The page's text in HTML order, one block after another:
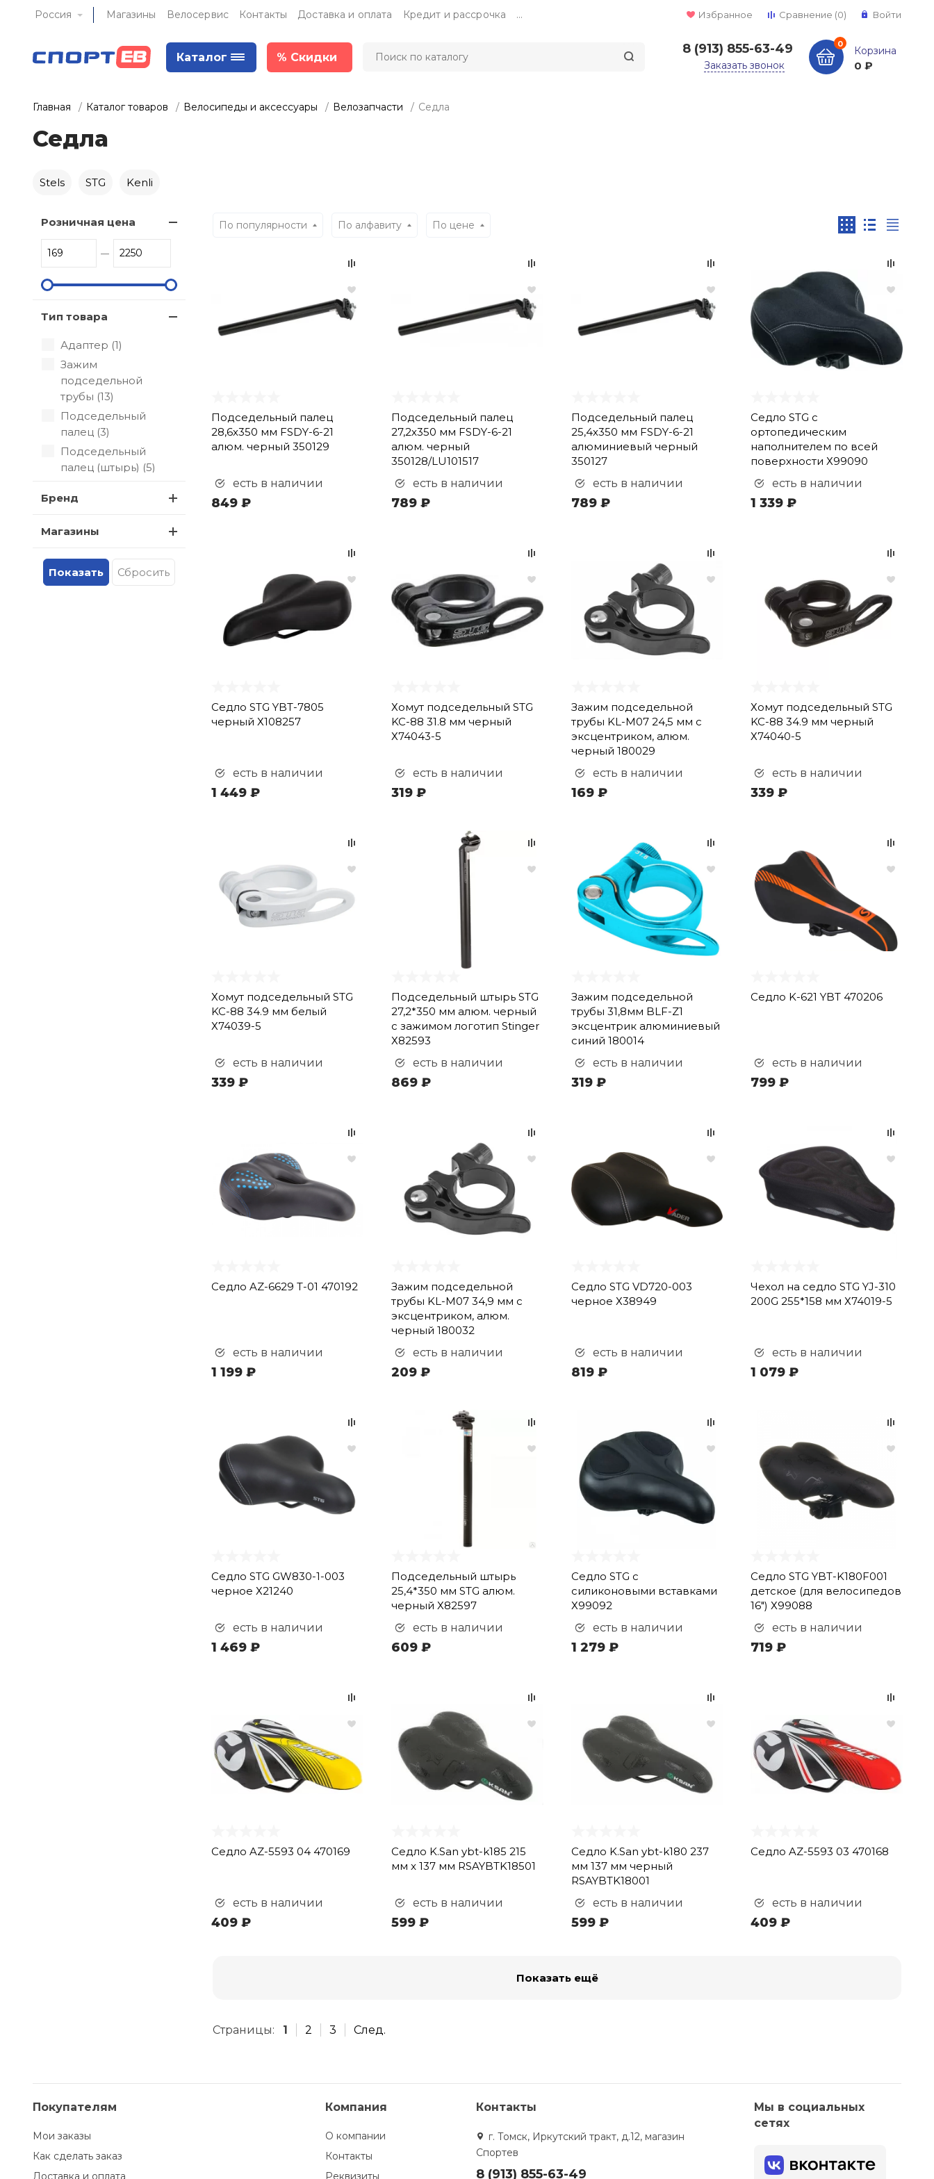
Россия Магазины Велосервис Контакты Доставка и оплата Кредит и рассрочка ... Избранное Сравнение (0) Войти
Каталог % Скидки
8 (913) 855-63-49
Заказать звонок
0
Корзина
0 ₽
Главная Каталог товаров Велосипеды и аксессуары Велозапчасти Седла
Седла
Stels STG Kenli
Розничная цена
Тип товара
Адаптер (1)
Зажим
подседельной
трубы (13)
Подседельный
палец (3)
Подседельный
палец (штырь) (5)
Хомут
Бренд
Магазины
По популярности По алфавиту По цене
Подседельный палец
28,6х350 мм FSDY-6-21
алюм. черный 350129
есть в наличии
849 ₽
Подседельный палец
27,2х350 мм FSDY-6-21
алюм. черный
350128/LU101517
есть в наличии
789 ₽
Подседельный палец
25,4х350 мм FSDY-6-21
алюминиевый черный
350127
есть в наличии
789 ₽
Седло STG с
ортопедическим
наполнителем по всей
поверхности Х99090
есть в наличии
1 339 ₽
Седло STG YBT-7805
черный Х108257
есть в наличии
1 449 ₽
Хомут подседельный STG
KC-88 31.8 мм черный
Х74043-5
есть в наличии
319 ₽
Зажим подседельной
трубы KL-M07 24,5 мм с
эксцентриком, алюм.
черный 180029
есть в наличии
169 ₽
Хомут подседельный STG
KC-88 34.9 мм черный
Х74040-5
есть в наличии
339 ₽
Хомут подседельный STG
KC-88 34.9 мм белый
Х74039-5
есть в наличии
339 ₽
Подседельный штырь STG
27,2*350 мм алюм. черный
с зажимом логотип Stinger
Х82593
есть в наличии
869 ₽
Зажим подседельной
трубы 31,8мм BLF-Z1
эксцентрик алюминиевый
синий 180014
есть в наличии
319 ₽
Седло K-621 YBT 470206
есть в наличии
799 ₽
Седло AZ-6629 T-01 470192
есть в наличии
1 199 ₽
Зажим подседельной
трубы KL-M07 34,9 мм с
эксцентриком, алюм.
черный 180032
есть в наличии
209 ₽
Седло STG VD720-003
черное Х38949
есть в наличии
819 ₽
Чехол на седло STG YJ-310
200G 255*158 мм Х74019-5
есть в наличии
1 079 ₽
Седло STG GW830-1-003
черное Х21240
есть в наличии
1 469 ₽
Подседельный штырь
25,4*350 мм STG алюм.
черный Х82597
есть в наличии
609 ₽
Седло STG с
силиконовыми вставками
Х99092
есть в наличии
1 279 ₽
Седло STG YBT-K180F001
детское (для велосипедов
16") Х99088
есть в наличии
719 ₽
Седло AZ-5593 04 470169
есть в наличии
409 ₽
Седло K.San ybt-k185 215
мм x 137 мм RSAYBTK18501
есть в наличии
599 ₽
Седло K.San ybt-k180 237
мм 137 мм черный
RSAYBTK18001
есть в наличии
599 ₽
Седло AZ-5593 03 470168
есть в наличии
409 ₽
Показать ещё
Страницы: 1 2 3 След.
Покупателям
Мои заказы
Как сделать заказ
Доставка и оплата
Компания
О компании
Контакты
Реквизиты
Контакты
г. Томск, Иркутский тракт, д.12, магазин
Спортев
8 (913) 855-63-49
Мы в социальных
сетях